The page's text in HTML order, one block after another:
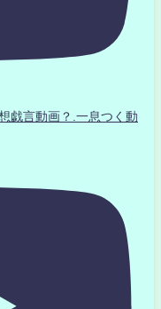
言動画？.一息つく動